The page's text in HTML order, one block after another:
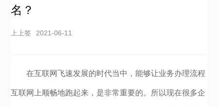
名？
上上签 2021-06-11
在互联网飞速发展的时代当中，能够让业务办理流程
互联网上顺畅地跑起来，是非常重要的。所以现在很多企